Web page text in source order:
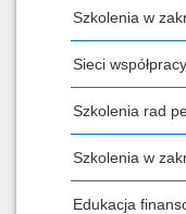
Szkolenia w
Sieci
Szkolenia rad
Szkolenia w
Edukacja